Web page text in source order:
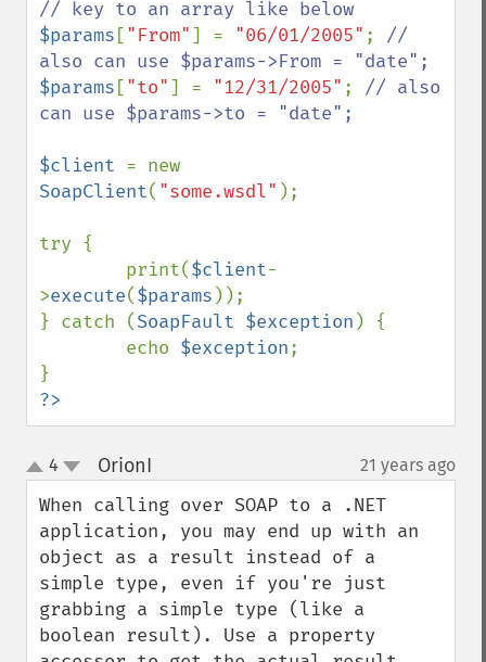
$params ["From"] = "06/01/2005" ; //
$params ["to"] = "12/31/2005" ; // also
can use $params->to = "date";
$client
SoapClient( "some.wsdl" );
try {
        print(
$client-
>execute($params ));
} catch (SoapFault $exception ) {
        echo
$exception;
?>
up
down
4 OrionI 21 years ago
When calling over SOAP to a .NET
application, you may end up with an
object as a result instead of a
simple type, even if you're just
grabbing a simple type (like a
boolean result). Use a property